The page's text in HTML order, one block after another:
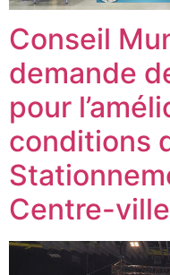
Conseil
demande
pour
conditions
Centre-ville